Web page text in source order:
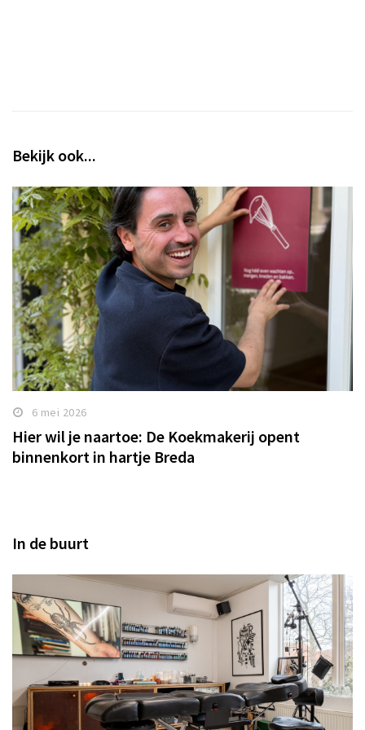
Bekijk ook...
6 mei 2026
Hier wil je naartoe: De Koekmakerij opent
binnenkort in hartje Breda
In de buurt